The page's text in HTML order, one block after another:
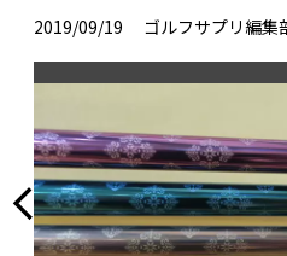
2019/09/19 ゴルフサプリ編集